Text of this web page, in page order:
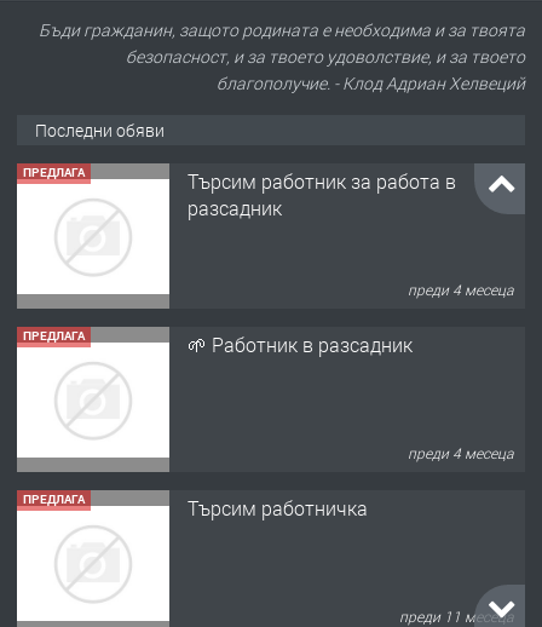
Бъди гражданин, защото родината е необходима и за твоята
безопасност, и за твоето удоволствие, и за твоето
благополучие. - Клод Адриан Хелвеций
Последни обяви
ПРЕДЛАГА
Търсим работник за работа в
разсадник
преди 4 месеца
ПРЕДЛАГА 🌱 Работник в разсадник
преди 4 месеца
ПРЕДЛАГА Търсим работничка
преди 11 месеца